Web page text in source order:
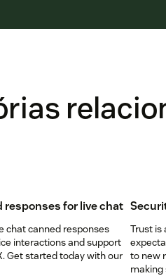
responses for live chat
chat canned responses
interactions and support
Get started today with our
Trust is
to new
making